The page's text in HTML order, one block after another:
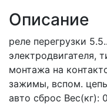
Описание
реле перегрузки
электродвигателя,
монтажа на
зажимы, вспом.
авто сброс Вес(кг):